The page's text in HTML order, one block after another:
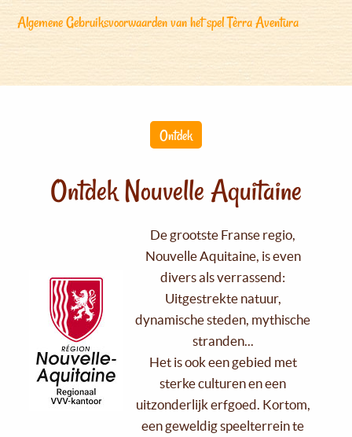
Algemene Gebruiksvoorwaarden van het spel Tèrra Aventura
Ontdek
Ontdek Nouvelle Aquitaine
De grootste Franse regio,
Nouvelle Aquitaine, is even
divers als verrassend:
Uitgestrekte natuur,
dynamische steden, mythische
stranden...
Het is ook een gebied met
sterke culturen en een
uitzonderlijk erfgoed. Kortom,
een geweldig speelterrein te